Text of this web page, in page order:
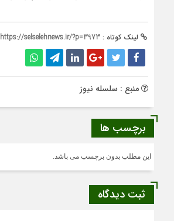
لینک کوتاه : https://selselehnews.ir/?p=3973
منبع : سلسله نیوز
برچسب ها
این مطلب بدون برچسب می باشد.
ثبت دیدگاه